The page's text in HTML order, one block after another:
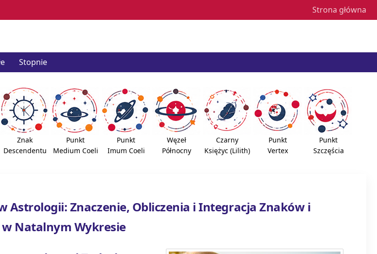
Strona główna
Stopnie
Znak
Descendentu
Punkt
Medium Coeli
Punkt
Imum Coeli
Węzeł
Północny
Czarny
Księżyc (Lilith)
Punkt
Vertex
Punkt
Szczęścia
Astrologii: Znaczenie, Obliczenia i Integracja Znaków i
Natalnym Wykresie